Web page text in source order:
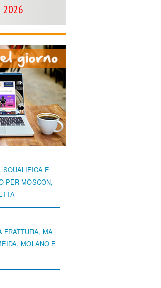
2026
SQUALIFICA E
PER MOSCON,
FRATTURA, MA
MOLANO E